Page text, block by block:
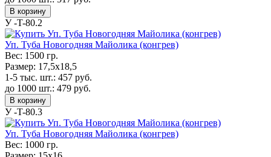
В корзину
У -T-80.2
Уп. Туба Новогодняя Майолика (конгрев)
Вес: 1500 гр.
Размер: 17,5x18,5
1-5 тыс. шт.: 457 руб.
до 1000 шт.: 479 руб.
В корзину
У -T-80.3
Уп. Туба Новогодняя Майолика (конгрев)
Вес: 1000 гр.